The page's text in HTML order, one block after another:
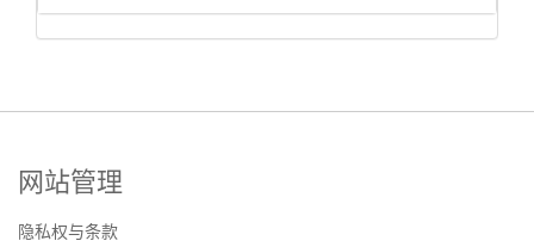
网站管理
隐私权与条款